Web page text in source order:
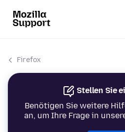
Firefox
Stellen Sie
Benötigen Sie weitere
an, um Ihre Frage in